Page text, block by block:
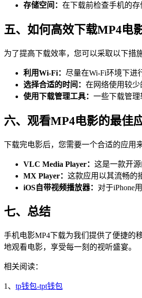
存储空间： 在下载前检查手机的存
五、如何高效下载MP4电
为了提高下载效率，您可以采取以下措施
利用Wi-Fi： 尽量在Wi-Fi环境下进
选择合适的时间： 在网络使用较少
使用下载管理工具： 一些下载管理
六、观看MP4电影的最佳
下载完电影后，您需要一个合适的应用
VLC Media Player： 这是一款开
MX Player： 这款应用以其流畅的
iOS自带视频播放器： 对于iPhone
七、总结
手机电影MP4下载为我们提供了便捷的
地观看电影，享受每一刻的视听盛宴。
相关阅读：
1、 tp钱包-tpt钱包